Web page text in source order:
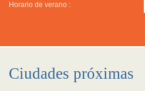
Horario de verano :
Ciudades próximas